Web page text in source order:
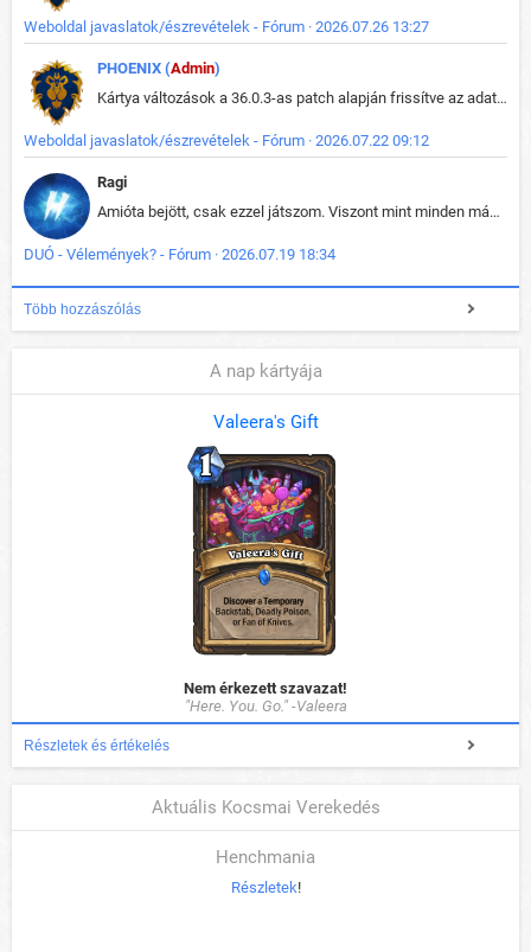
Weboldal javaslatok/észrevételek - Fórum · 2026.07.26 13:27
PHOENIX (Admin)
Kártya változások a 36.0.3-as patch alapján frissítve az adatbázisban (képek is cserélve).
Weboldal javaslatok/észrevételek - Fórum · 2026.07.22 09:12
Ragi
Amióta bejött, csak ezzel játszom. Viszont mint minden más - akár az alapjáték is, ez is baromira összetett lett. Néha már pár kör után is esélytelen az egész. Vagy irreállisan túltápol valaki, vagy lelép a partner, vagy csak hülye mint a segg. És amikor eljönne az én időm, na akkor jön el mindenki másé is. Engem jobban érdekelne, hogy ki milyen ratingen szokott játszani. Na ez lenne egy érdekes adat.
DUÓ - Vélemények? - Fórum · 2026.07.19 18:34
Több hozzászólás
A nap kártyája
Valeera's Gift
Nem érkezett szavazat!
"Here. You. Go." -Valeera
Részletek és értékelés
Aktuális Kocsmai Verekedés
Henchmania
Részletek!